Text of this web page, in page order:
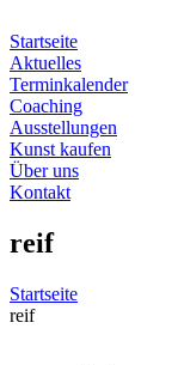
Inhalt
springen
Startseite
Aktuelles
Terminkalender
Coaching
Ausstellungen
Kunst kaufen
Über uns
Kontakt
reif
Startseite
reif